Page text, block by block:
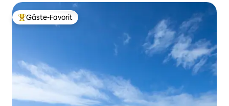
Beliebter Gäste-Favorit.
Gäste-Favorit